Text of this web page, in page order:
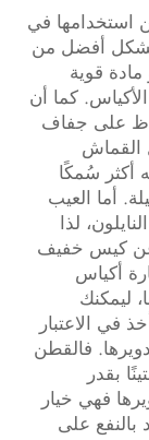
استخدامها في
أفضل من
مادة قوية
كما أن
على جفاف
القماش
أكثر سُمكًا
أما العيب
لذا
عن كيس خفيف
أكياس
ليمكنك
في الاعتبار
فالقطن
بقدر
فهي خيار
بالنفع على